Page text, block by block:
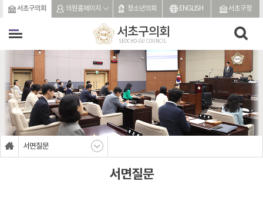
본문바로가기
서초구의회 의원홈페이지 청소년의회 ENGLISH 서초구청
서초구의회
SEOCHO-GU COUNCIL
서면질문
서면질문